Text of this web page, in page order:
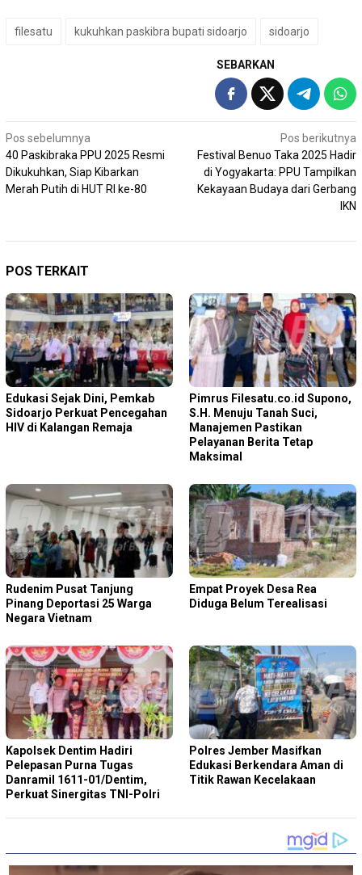
filesatu kukuhkan paskibra bupati sidoarjo sidoarjo
SEBARKAN
Navigasi
pos
Pos sebelumnya
40 Paskibraka PPU 2025 Resmi
Dikukuhkan, Siap Kibarkan
Merah Putih di HUT RI ke-80
Pos berikutnya
Festival Benuo Taka 2025 Hadir
di Yogyakarta: PPU Tampilkan
Kekayaan Budaya dari Gerbang
IKN
POS TERKAIT
Edukasi Sejak Dini, Pemkab
Sidoarjo Perkuat Pencegahan
HIV di Kalangan Remaja
Pimrus Filesatu.co.id Supono,
S.H. Menuju Tanah Suci,
Manajemen Pastikan
Pelayanan Berita Tetap
Maksimal
Rudenim Pusat Tanjung
Pinang Deportasi 25 Warga
Negara Vietnam
Empat Proyek Desa Rea
Diduga Belum Terealisasi
Kapolsek Dentim Hadiri
Pelepasan Purna Tugas
Danramil 1611-01/Dentim,
Perkuat Sinergitas TNI-Polri
Polres Jember Masifkan
Edukasi Berkendara Aman di
Titik Rawan Kecelakaan